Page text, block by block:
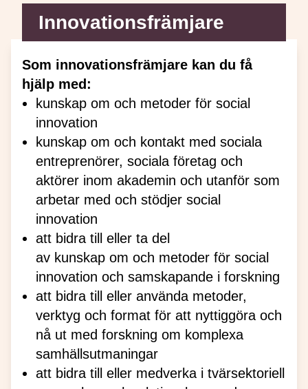
Innovationsfrämjare
Som innovationsfrämjare kan du få
hjälp med:
kunskap om och metoder för social
innovation
kunskap om och kontakt med sociala
entreprenörer, sociala företag och
aktörer inom akademin och utanför som
arbetar med och stödjer social
innovation
att bidra till eller ta del
av kunskap om och metoder för social
innovation och samskapande i forskning
att bidra till eller använda metoder,
verktyg och format för att nyttiggöra och
nå ut med forskning om komplexa
samhällsutmaningar
att bidra till eller medverka i tvärsektoriell